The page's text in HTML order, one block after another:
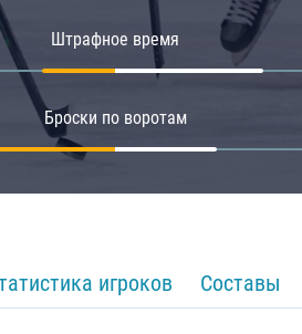
Штрафное время
Броски по воротам
игроков Составы